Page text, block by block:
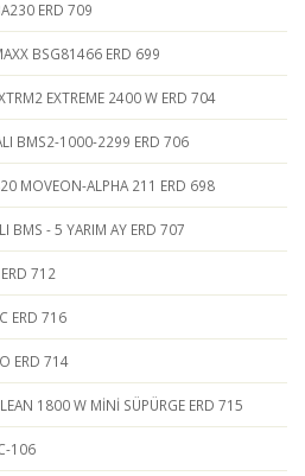
ERD 709
BSG81466 ERD 699
EXTREME 2400 W ERD 704
BMS2-1000-2299 ERD 706
MOVEON-ALPHA 211 ERD 698
BMS - 5 YARIM AY ERD 707
712
ERD 716
ERD 714
1800 W MİNİ SÜPÜRGE ERD 715
106